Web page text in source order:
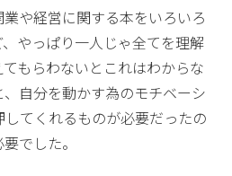
や経営に関する本をいろいろ
やっぱり一人じゃ全てを理解
もらわないとこれはわからな
自分を動かす為のモチベーシ
てくれるものが必要だったの
でした。